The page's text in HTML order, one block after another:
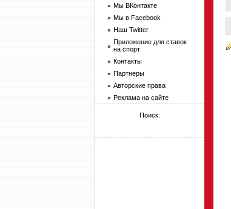
Мы ВКонтакте
Мы в Facebook
Наш Twitter
Приложение для ставок
на спорт
Контакты
Партнеры
Авторские права
Реклама на сайте
Поиск: